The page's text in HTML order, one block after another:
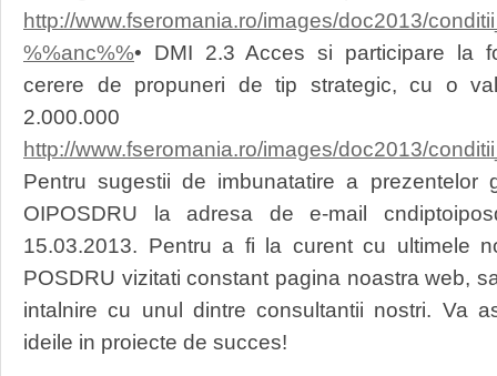
http://www.fseromania.ro/images/doc2013/
%%anc%%• DMI 2.3 Acces si participare la
cerere de propuneri de tip strategic, cu o
http://www.fseromania.ro/images/doc2013/
Pentru sugestii de imbunatatire a prezentelor
OIPOSDRU la adresa de e-mail
15.03.2013. Pentru a fi la curent cu ultimele
POSDRU vizitati constant pagina noastra web,
intalnire cu unul dintre consultantii nostri. Va
ideile in proiecte de succes!